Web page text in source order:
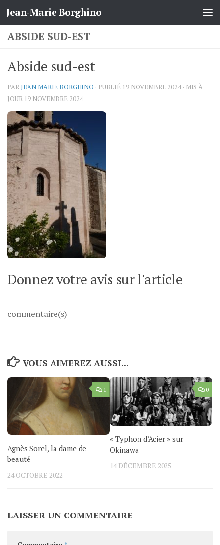
Skip to content
Jean-Marie Borghino
ABSIDE SUD-EST
Abside sud-est
PARJEAN MARIE BORGHINO · PUBLIÉ 19 NOVEMBRE 2024· MIS À
JOUR 19 NOVEMBRE 2024
Donnez votre avis sur l'article
commentaire(s)
VOUS AIMEREZ AUSSI...
1
Agnès Sorel, la dame de
beauté
24 OCTOBRE 2022
0
« Typhon d’Acier » sur
Okinawa
14 DÉCEMBRE 2025
LAISSER UN COMMENTAIRE